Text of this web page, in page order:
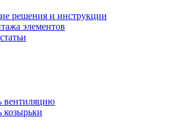
решения и инструкции
элементов
вентиляцию
козырьки